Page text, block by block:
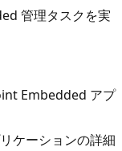
管理タスクを実
Embedded アプ
ケーションの詳細